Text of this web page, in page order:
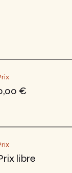
€
libre